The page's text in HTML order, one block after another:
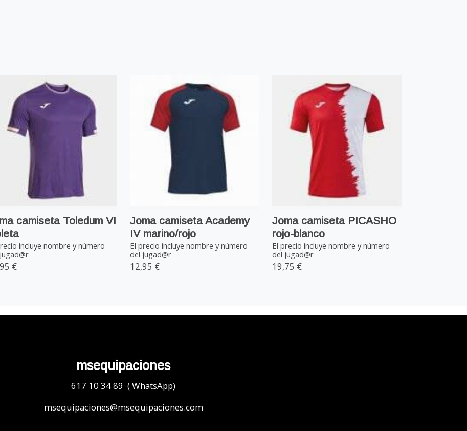
camiseta Toledum VI
incluye nombre y número
€
Joma camiseta Academy
IV marino/rojo
El precio incluye nombre y número
del jugad@r
12,95 €
Joma camiseta PICASHO
rojo-blanco
El precio incluye nombre y número
del jugad@r
19,75 €
msequipaciones
617 10 34 89 ( WhatsApp)
msequipaciones@msequipaciones.com